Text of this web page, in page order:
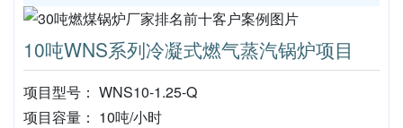
10吨WNS系列冷凝式燃气蒸汽锅炉项目
项目型号： WNS10-1.25-Q
项目容量： 10吨/小时